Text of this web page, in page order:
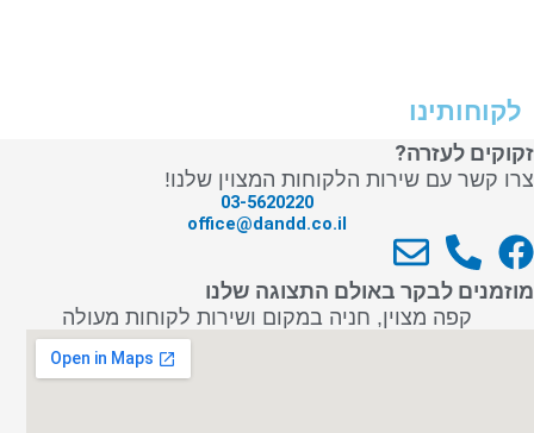
לקוחותינו
זקוקים לעזרה?
צרו קשר עם שירות הלקוחות המצוין שלנו!
03-5620220
office@dandd.co.il
F
a
P
h
o
E
n
v
מוזמנים לבקר באולם התצוגה שלנו
קפה מצוין, חניה במקום ושירות לקוחות מעולה